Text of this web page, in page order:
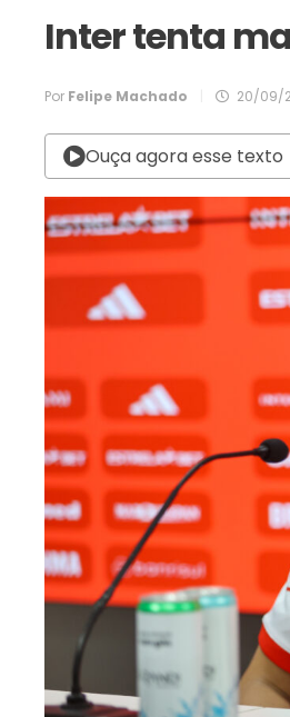
Inter tenta
Por Felipe Machado 20/09/
Ouça agora esse texto